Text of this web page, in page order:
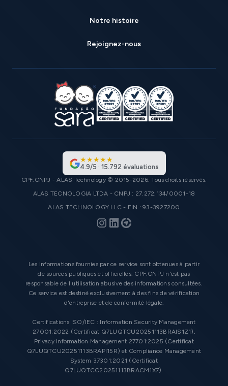
Notre histoire
Rejoignez-nous
★★★★★
4.9/5 · 15.792 évaluations
CPF.CNPJ - ALAS Technology © 2015-2026. Tous droits réservés.
ALAS TECNOLOGIA LTDA - CNPJ : 27.272.134/0001-18
ALAS TECHNOLOGY LLC - EIN : 93-3927200
Les informations fournies par ce service sont obtenues à partir
de sources publiques et officielles. CPF.CNPJ n'est pas
responsable de l'utilisation abusive des informations consultées.
Ce service est destiné exclusivement à des fins de vérification
d'entreprise et de conformité légale.
Certifications ISO/IEC : Information Security Management
27001:2022 (Certificat Q7LUQTCU20251113BRAIS1Z1),
Privacy Information Management 27701:2025 (Certificat
Q7LUQTCU20251113BRAPI15R) et Compliance Management
System 37301:2021 (Certificat
Q7LUQTCC20251113BRACM1X7).